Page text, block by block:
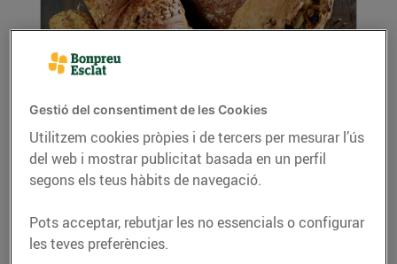
El pa, font de vida
08/de març/2019
El pa ens alimenta i ens dona vida. D’aquest
producte tan complet i nutritiu, a Bonpreu i
Esclat...
Gestió del consentiment de les Cookies
Utilitzem cookies pròpies i de tercers per mesurar l’ús
del web i mostrar publicitat basada en un perfil
segons els teus hàbits de navegació.
Pots acceptar, rebutjar les no essencials o configurar
les teves preferències.